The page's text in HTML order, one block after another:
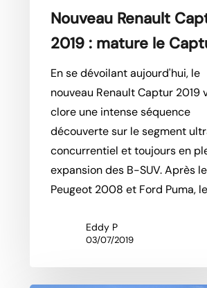
Nouveau Renault
2019 : mature le
En se dévoilant aujourd'hui, le
nouveau Renault Captur 2019
clore une intense séquence
découverte sur le segment
concurrentiel et toujours en
expansion des B-SUV. Après
Peugeot 2008 et Ford Puma,
Eddy P
03/07/2019